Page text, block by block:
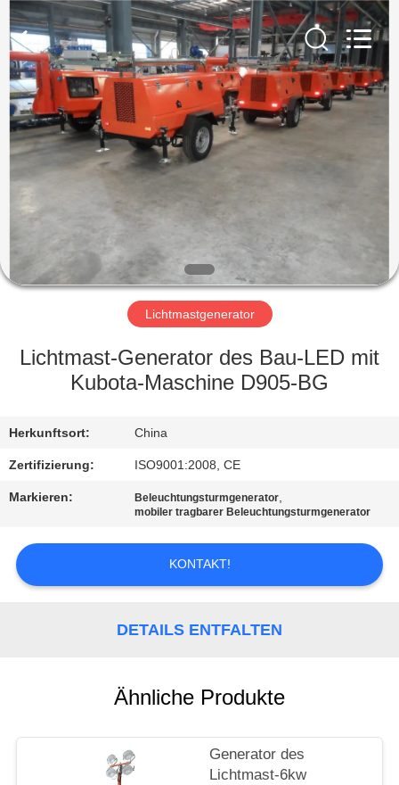
HAUS
PRODUKTE
ÜBER
UNS
FABRIK-
QUALITÄTSKONTROLLE
TRETEN
SIE
MIT
IN
VERBINDUNG
FORDERN
SITEMAP
Power
Equipment
Co.,
Ltd..
All
Rights
Reserved.
Lichtmastgenerator
Lichtmast-Generator des Bau-LED mit
Kubota-Maschine D905-BG
Herkunftsort: China
Zertifizierung: ISO9001:2008, CE
Markieren: Beleuchtungsturmgenerator,
mobiler tragbarer Beleuchtungsturmgenerator
KONTAKT!
DETAILS ENTFALTEN
Ähnliche Produkte
Generator des
Lichtmast-6kw